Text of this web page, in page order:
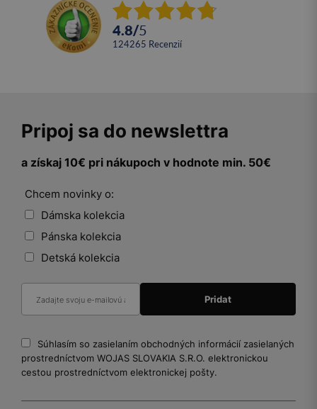
4.8/5
124265 recenzií
Pripoj sa do newslettra
a získaj 10€ pri nákupoch v hodnote min. 50€
Chcem novinky o:
Dámska kolekcia
Pánska kolekcia
Detská kolekcia
Súhlasím so zasielaním obchodných informácií zasielaných
prostredníctvom WOJAS SLOVAKIA S.R.O. elektronickou
cestou prostredníctvom elektronickej pošty.